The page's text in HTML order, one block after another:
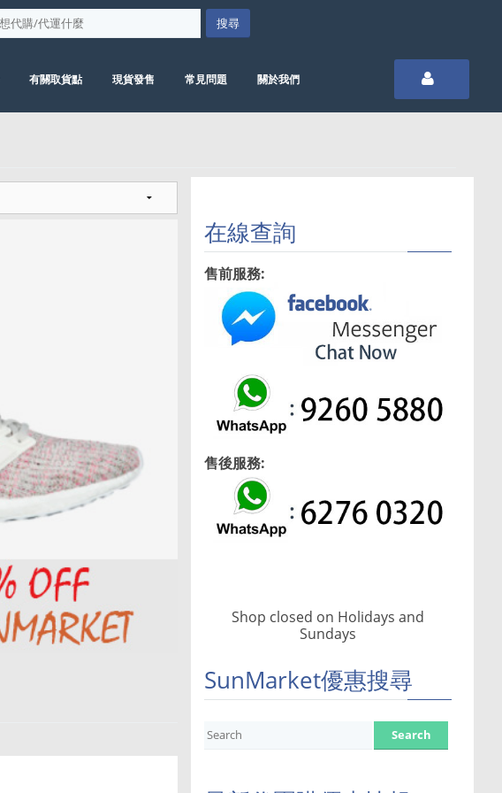
有關取貨點 現貨發售 常見問題 關於我們
在線查詢
售前服務:
售後服務:
Shop closed on Holidays and
Sundays
SunMarket優惠搜尋